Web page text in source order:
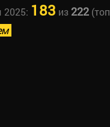
2025: 183 из 222(топ